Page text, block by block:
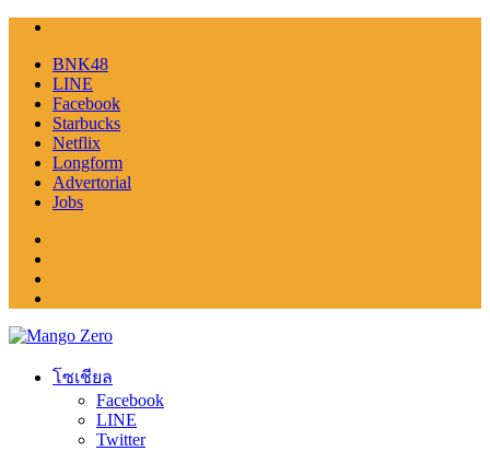
BNK48
LINE
Facebook
Starbucks
Netflix
Longform
Advertorial
Jobs
โซเชียล
Facebook
LINE
Twitter